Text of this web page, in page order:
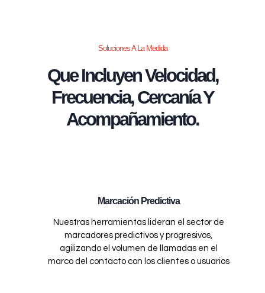
Soluciones A La Medida
Que Incluyen Velocidad,
Frecuencia, Cercanía Y
Acompañamiento.
Marcación Predictiva
Nuestras herramientas lideran el sector de
marcadores predictivos y progresivos,
agilizando el volumen de llamadas en el
marco del contacto con los clientes o usuarios